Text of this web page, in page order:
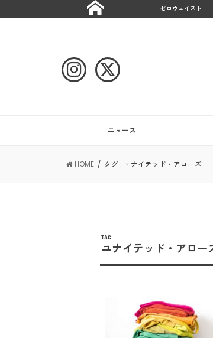
ゼロウェイスト
ニュース
HOME タグ : ユナイテッド・アローズ
TAG
ユナイテッド・アロー